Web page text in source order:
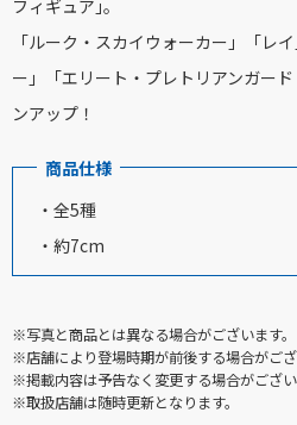
フィギュア｣。
「ルーク・スカイウォーカー」「レ
ー」「エリート・プレトリアンガー
ンアップ！
商品仕様
・全5種
・約7cm
※写真と商品とは異なる場合がございます。
※店舗により登場時期が前後する場合がござ
※掲載内容は予告なく変更する場合がござい
※取扱店舗は随時更新となります。